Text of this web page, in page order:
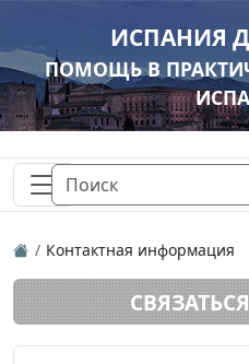
ИСПАНИЯ
ПОМОЩЬ В
Контактная информация